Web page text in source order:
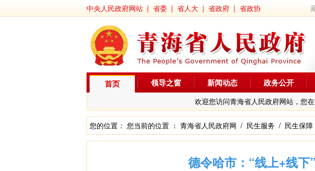
中央人民政府网站 | 省委 | 省人大 | 省政府 | 省政协
首页
欢迎您访问青海省人民政府网站，您
领导之窗 新闻动态 政务公开
您的位置： 您当前的位置 ： 青海省人民政府网 / 民生服务 / 民生保障
德令哈市：“线上+线